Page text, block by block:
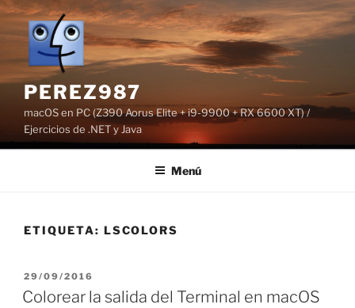
Saltar
contenido
PEREZ987
macOS en PC (Z390 Aorus Elite + i9-9900 + RX 6600 XT) /
Ejercicios de .NET y Java
Menú
ETIQUETA: LSCOLORS
PUBLICADO
EL
29/09/2016
Colorear la salida del Terminal en macOS